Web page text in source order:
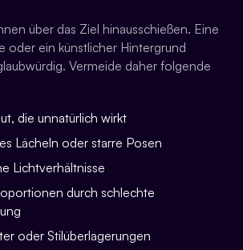
über das Ziel hinausschießen. Eine
oder ein künstlicher Hintergrund
Vermeide daher folgende
die unnatürlich wirkt
Lächeln oder starre Posen
Lichtverhältnisse
durch schlechte
oder Stilüberlagerungen